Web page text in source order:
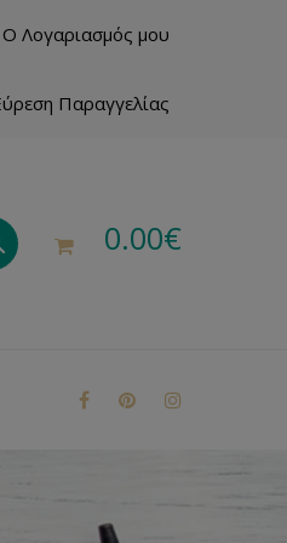
Ο Λογαριασμός μου
Παραγγελίας
0.00€